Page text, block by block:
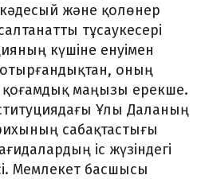
және қолөнер
тұсаукесері
күшіне енуімен
отырғандықтан, оның
қоғамдық маңызы ерекше.
Ұлы Даланың
сабақтастығы
іс жүзіндегі
Мемлекет басшысы